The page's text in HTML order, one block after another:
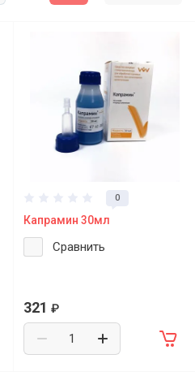
0
Капрамин 30мл
Сравнить
321 ₽